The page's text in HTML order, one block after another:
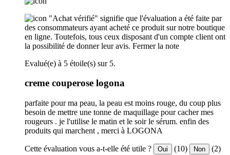
"Achat vérifié" signifie que l'évaluation a été faite par
des consommateurs ayant acheté ce produit sur notre boutique
en ligne. Toutefois, tous ceux disposant d'un compte client ont
la possibilité de donner leur avis. Fermer la note
Evalué(e) à 5 étoile(s) sur 5.
creme couperose logona
parfaite pour ma peau, la peau est moins rouge, du coup plus
besoin de mettre une tonne de maquillage pour cacher mes
rougeurs . je l'utilise le matin et le soir le sérum. enfin des
produits qui marchent , merci à LOGONA
Cette évaluation vous a-t-elle été utile ? Oui (10) Non (2)